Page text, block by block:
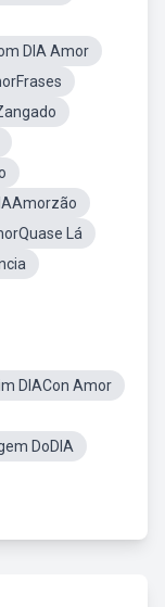
DIA Amor
Lá
DIACon Amor
DoDIA